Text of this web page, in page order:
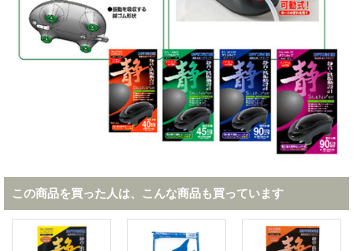
この商品を買った人は、こんな商品も買っています